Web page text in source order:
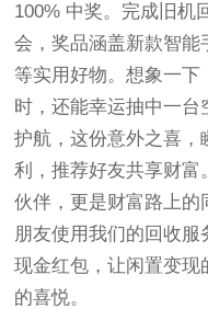
100% 中奖。完成旧机
会，奖品涵盖新款智
等实用好物。想象一下
时，还能幸运抽中一
护航，这份意外之喜，
利，推荐好友共享财富
伙伴，更是财富路上的
朋友使用我们的回收
现金红包，让闲置变现
的喜悦。